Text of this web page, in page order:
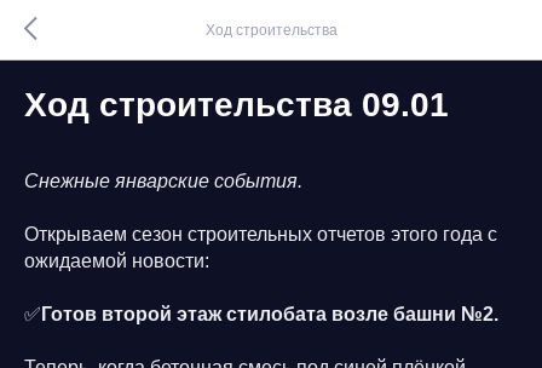
Ход строительства
Ход строительства 09.01
Снежные январские события.
Открываем сезон строительных отчетов этого года с
ожидаемой новости:
✅ Готов второй этаж стилобата возле башни №2.